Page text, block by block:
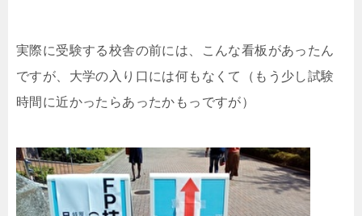
実際に受験する校舎の前には、こんな看板があったん
ですが、大学の入り口には何もなくて（もう少し試験
時間に近かったらあったかもっですが）